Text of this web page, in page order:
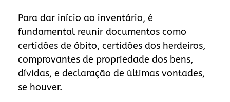
Para dar início ao inventário, é
fundamental reunir documentos como
certidões de óbito, certidões dos herdeiros,
comprovantes de propriedade dos bens,
dívidas, e declaração de últimas vontades,
se houver.